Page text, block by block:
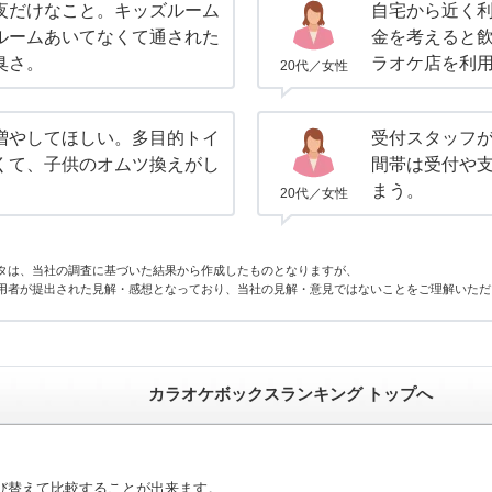
だけなこと。キッズルーム
ームあいてなくて通された
。
20代／女性
自宅から近く
金を考えると
ラオケ店を利
やしてほしい。多目的トイ
て、子供のオムツ換えがし
20代／女性
受付スタッフ
間帯は受付や
まう。
、当社の調査に基づいた結果から作成したものとなりますが、
が提出された見解・感想となっており、当社の見解・意見ではないことをご理解いた
カラオケボックスランキング トップへ
えて比較することが出来ます。